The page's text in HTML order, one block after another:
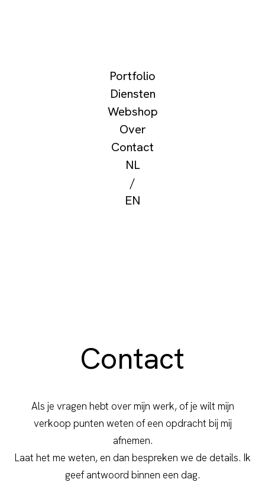
Portfolio
Diensten
Webshop
Over
Contact
NL
/
EN
Contact
Als je vragen hebt over mijn werk, of je wilt mijn
verkoop punten weten of een opdracht bij mij
afnemen.
Laat het me weten, en dan bespreken we de details. Ik
geef antwoord binnen een dag.